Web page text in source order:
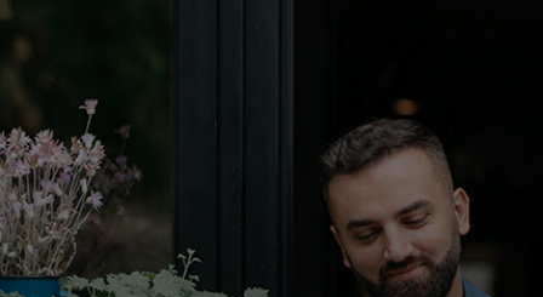
Для бизнеса
Для всего мира
Для новаторов